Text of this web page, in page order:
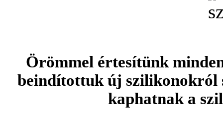
Örömmel értesítünk
beindítottuk új szilikonokról
kaphatnak a